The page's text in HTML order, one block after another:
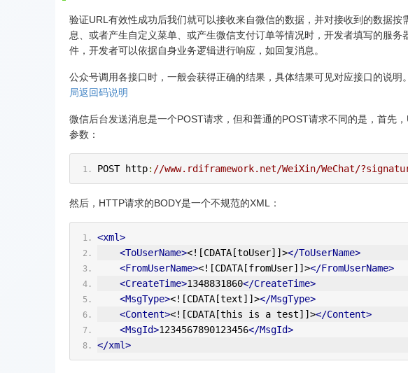
验证URL有效性成功后我们就可以接收来自微信的数据，并对接收到的数据
息、或者产生自定义菜单、或产生微信支付订单等情况时，开发者填写的服
件，开发者可以依据自身业务逻辑进行响应，如回复消息。
公众号调用各接口时，一般会获得正确的结果，具体结果可见对应接口的说明
局返回码说明
微信后台发送消息是一个POST请求，但和普通的POST请求不同的是，首先
参数：
POST http: //www.rdiframework.net/WeiXin/WeChat/
然后，HTTP请求的BODY是一个不规范的XML：
<xml>
<ToUserName><![CDATA[toUser]]></ToUserName>
<FromUserName><![CDATA[fromUser]]></FromUserName>
<CreateTime>1348831860</CreateTime>
<MsgType><![CDATA[text]]></MsgType>
<Content><![CDATA[this is a test]]></Content>
<MsgId>1234567890123456</MsgId>
</xml>